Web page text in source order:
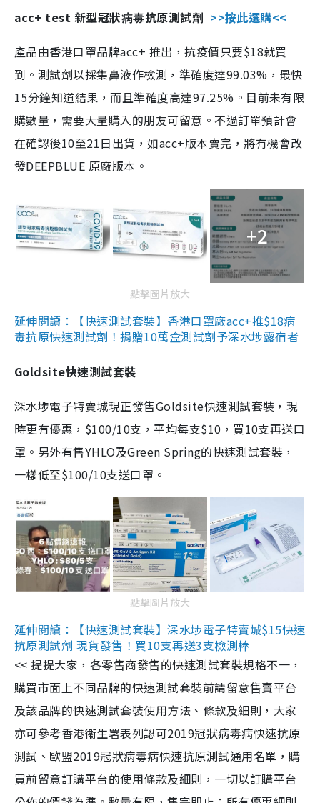
acc+ test 新型冠狀病毒抗原測試劑 >>按此選購<<
產品由香港口罩品牌acc+ 推出，抗疫價只要$18就買
到。測試劑以採集鼻液作檢測，準確度達99.03%，最快
15分鐘知道結果，而且準確度高達97.25%。目前未有限
購數量，需要大量購入的朋友可留意。不過訂單預計會
在確認後10至21日出貨，如acc+版本賣完，將有機會改
發DEEPBLUE 原廠版本。
+2
點擊圖片放大
延伸閱讀：【快速測試套裝】香港口罩廠acc+推$18病
毒抗原快速測試劑！捐贈10萬盒測試劑予深水埗露宿者
Goldsite快速測試套裝
深水埗電子特賣城現正發售Goldsite快速測試套裝，現
時更有優惠，$100/10支，平均每支$10，買10支再送口
罩。另外有售YHLO及Green Spring的快速測試套裝，
一樣低至$100/10支送口罩。
點擊圖片放大
延伸閱讀：【快速測試套裝】深水埗電子特賣城$15快速
抗原測試劑 現貨發售！買10支再送3支檢測棒
<< 提提大家，各零售商發售的快速測試套裝規格不一，
購買市面上不同品牌的快速測試套裝前請留意售賣平台
及該品牌的快速測試套裝使用方法、條款及細則，大家
亦可參考香港衞生署表列認可2019冠狀病毒病快速抗原
測試、歐盟2019冠狀病毒病快速抗原測試通用名單，購
買前留意訂購平台的使用條款及細則，一切以訂購平台